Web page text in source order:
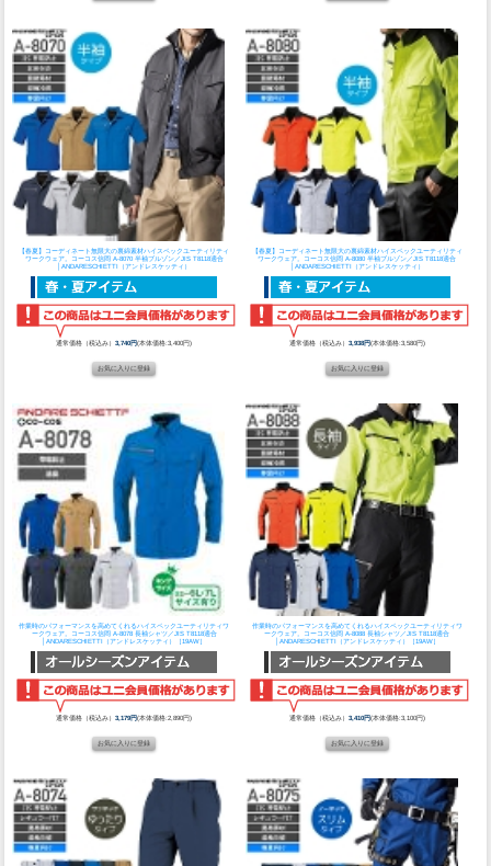
【春夏】コーディネート無限大の裏綿素材ハイスペックユーティリティ
ワークウェア。
コーコス信岡 A-8070 半袖ブルゾン／JIS T8118適合
│ANDARESCHIETTI（アンドレスケッティ）
通常価格（税込み）3,740円(本体価格:3,400円)
【春夏】コーディネート無限大の裏綿素材ハイスペックユーティリティ
ワークウェア。 コーコス信岡 A-8080 半袖ブルゾン／JIS T8118適合
│ANDARESCHIETTI（アンドレスケッティ）
通常価格（税込み） 3,938円(本体価格:3,580円)
作業時のパフォーマンスを高めてくれるハイスペックユーティリティワ
ークウェア。
コーコス信岡 A-8078 長袖シャツ／JIS T8118適合
│ANDARESCHIETTI（アンドレスケッティ）［19AW］
通常価格（税込み）3,179円(本体価格:2,890円)
作業時のパフォーマンスを高めてくれるハイスペックユーティリティワ
ークウェア。 コーコス信岡 A-8088 長袖シャツ／JIS T8118適合
│ANDARESCHIETTI（アンドレスケッティ）［19AW］
通常価格（税込み） 3,410円(本体価格:3,100円)